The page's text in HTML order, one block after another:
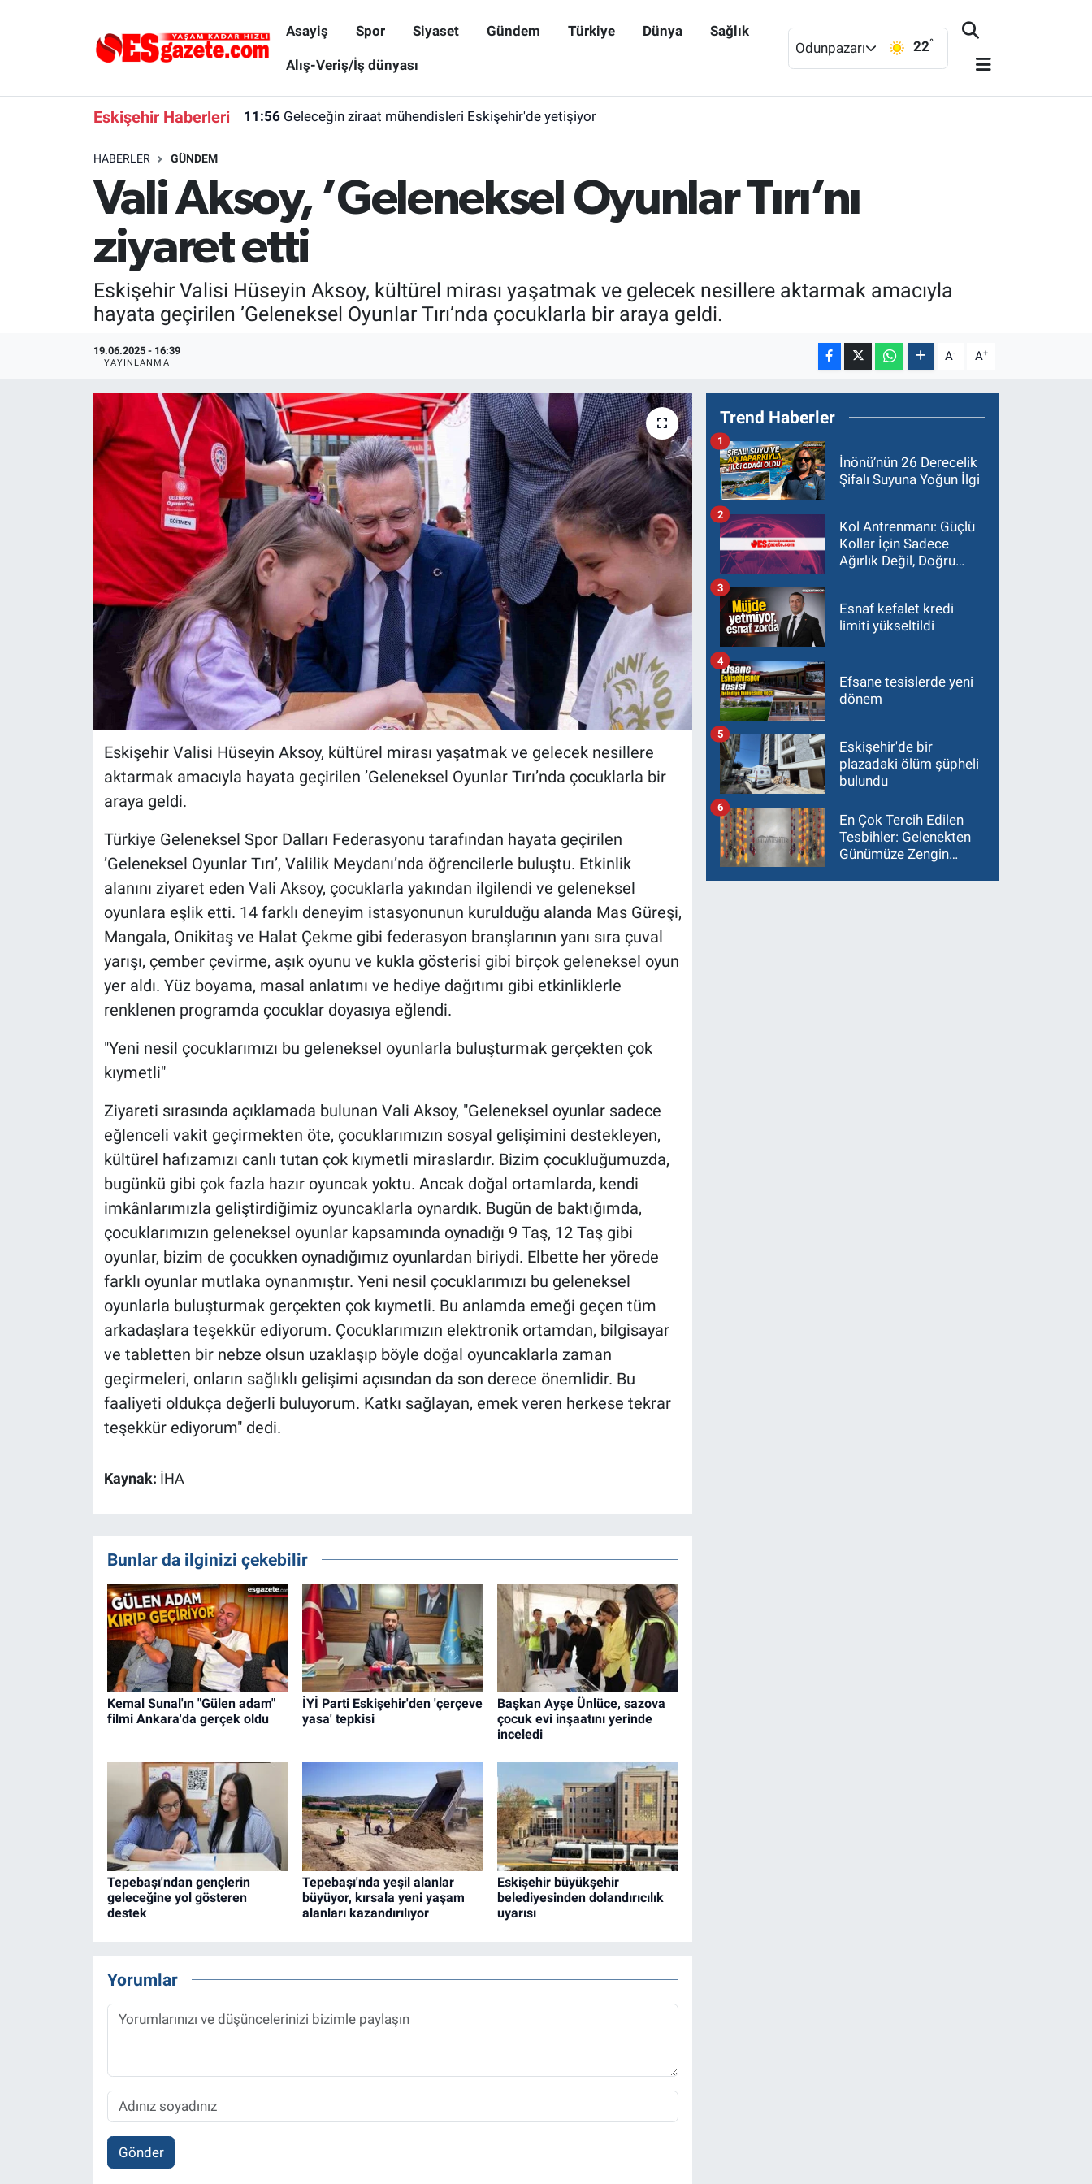
Asayiş Spor Siyaset Gündem Türkiye Dünya Sağlık
Alış-Veriş/İş dünyası
Odunpazarı 22°
Eskişehir Haberleri 11:56 Geleceğin ziraat mühendisleri Eskişehir'de yetişiyor
HABERLER GÜNDEM
Vali Aksoy, ’Geleneksel Oyunlar Tırı’nı
ziyaret etti
Eskişehir Valisi Hüseyin Aksoy, kültürel mirası yaşatmak ve gelecek nesillere aktarmak amacıyla
hayata geçirilen ’Geleneksel Oyunlar Tırı’nda çocuklarla bir araya geldi.
19.06.2025 - 16:39
YAYINLANMA A- A+
Eskişehir Valisi Hüseyin Aksoy, kültürel mirası yaşatmak ve gelecek nesillere
aktarmak amacıyla hayata geçirilen ’Geleneksel Oyunlar Tırı’nda çocuklarla bir
araya geldi.
Türkiye Geleneksel Spor Dalları Federasyonu tarafından hayata geçirilen
’Geleneksel Oyunlar Tırı’, Valilik Meydanı’nda öğrencilerle buluştu. Etkinlik
alanını ziyaret eden Vali Aksoy, çocuklarla yakından ilgilendi ve geleneksel
oyunlara eşlik etti. 14 farklı deneyim istasyonunun kurulduğu alanda Mas Güreşi,
Mangala, Onikitaş ve Halat Çekme gibi federasyon branşlarının yanı sıra çuval
yarışı, çember çevirme, aşık oyunu ve kukla gösterisi gibi birçok geleneksel oyun
yer aldı. Yüz boyama, masal anlatımı ve hediye dağıtımı gibi etkinliklerle
renklenen programda çocuklar doyasıya eğlendi.
"Yeni nesil çocuklarımızı bu geleneksel oyunlarla buluşturmak gerçekten çok
kıymetli"
Ziyareti sırasında açıklamada bulunan Vali Aksoy, "Geleneksel oyunlar sadece
eğlenceli vakit geçirmekten öte, çocuklarımızın sosyal gelişimini destekleyen,
kültürel hafızamızı canlı tutan çok kıymetli miraslardır. Bizim çocukluğumuzda,
bugünkü gibi çok fazla hazır oyuncak yoktu. Ancak doğal ortamlarda, kendi
imkânlarımızla geliştirdiğimiz oyuncaklarla oynardık. Bugün de baktığımda,
çocuklarımızın geleneksel oyunlar kapsamında oynadığı 9 Taş, 12 Taş gibi
oyunlar, bizim de çocukken oynadığımız oyunlardan biriydi. Elbette her yörede
farklı oyunlar mutlaka oynanmıştır. Yeni nesil çocuklarımızı bu geleneksel
oyunlarla buluşturmak gerçekten çok kıymetli. Bu anlamda emeği geçen tüm
arkadaşlara teşekkür ediyorum. Çocuklarımızın elektronik ortamdan, bilgisayar
ve tabletten bir nebze olsun uzaklaşıp böyle doğal oyuncaklarla zaman
geçirmeleri, onların sağlıklı gelişimi açısından da son derece önemlidir. Bu
faaliyeti oldukça değerli buluyorum. Katkı sağlayan, emek veren herkese tekrar
teşekkür ediyorum" dedi.
Kaynak: İHA
Bunlar da ilginizi çekebilir
Kemal Sunal'ın "Gülen adam"
filmi Ankara'da gerçek oldu
İYİ Parti Eskişehir'den 'çerçeve
yasa' tepkisi
Başkan Ayşe Ünlüce, sazova
çocuk evi inşaatını yerinde
inceledi
Tepebaşı'ndan gençlerin
geleceğine yol gösteren
destek
Tepebaşı'nda yeşil alanlar
büyüyor, kırsala yeni yaşam
alanları kazandırılıyor
Eskişehir büyükşehir
belediyesinden dolandırıcılık
uyarısı
Yorumlar
Gönder
Trend Haberler
İnönü’nün 26 Derecelik
Şifalı Suyuna Yoğun İlgi
1
Kol Antrenmanı: Güçlü
Kollar İçin Sadece
Ağırlık Değil, Doğru
2
Esnaf kefalet kredi
limiti yükseltildi
3
Efsane tesislerde yeni
dönem
4
Eskişehir'de bir
plazadaki ölüm şüpheli
bulundu
5
En Çok Tercih Edilen
Tesbihler: Gelenekten
Günümüze Zengin
6
Gündem
Alış-Veriş/İş dünyası
Eskişehirspor Arşivi
Eskişehir Arşivi
Ekonomi
Kültür Sanat
Politika
Kütahya
Magazin
Bilim ve Teknoloji
Eskişehir Nöbetçi Eczaneler
Süper Lig Puan Durumu ve Fikstür
Tüm Manşetler
Son Dakika Haberleri
Haber Arşivi